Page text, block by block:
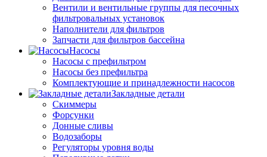
Вентили и вентильные группы для песочных
фильтровальных установок
Наполнители для фильтров
Запчасти для фильтров бассейна
Насосы
Насосы с префильтром
Насосы без префильтра
Комплектующие и принадлежности насосов
Закладные детали
Скиммеры
Форсунки
Донные сливы
Водозаборы
Регуляторы уровня воды